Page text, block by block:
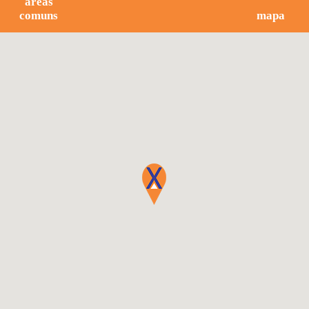
comuns
mapa